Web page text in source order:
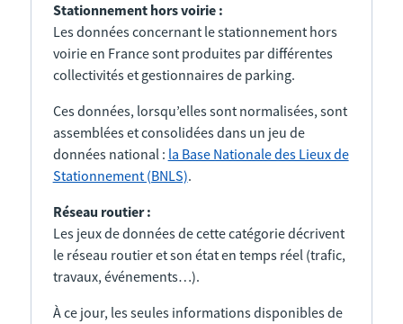
Stationnement hors voirie :
Les données concernant le stationnement hors
voirie en France sont produites par différentes
collectivités et gestionnaires de parking.
Ces données, lorsqu’elles sont normalisées, sont
assemblées et consolidées dans un jeu de
données national : la Base Nationale des Lieux de
Stationnement (BNLS).
Réseau routier :
Les jeux de données de cette catégorie décrivent
le réseau routier et son état en temps réel (trafic,
travaux, événements…).
À ce jour, les seules informations disponibles de